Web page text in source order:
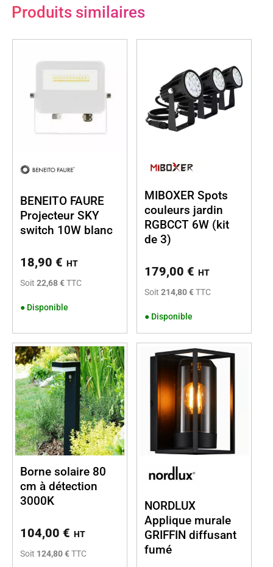
Produits similaires
BENEITO FAURE
Projecteur SKY
switch 10W blanc
18,90 € HT
Soit 22,68 €TTC
● Disponible
MIBOXER Spots
couleurs jardin
RGBCCT 6W (kit
de 3)
179,00 € HT
Soit 214,80 €TTC
● Disponible
Borne solaire 80
cm à détection
3000K
104,00 € HT
Soit 124,80 €TTC
NORDLUX
Applique murale
GRIFFIN diffusant
fumé